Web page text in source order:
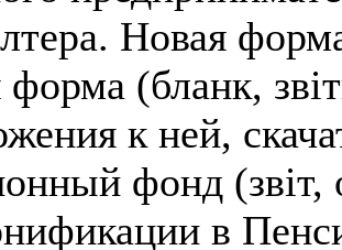
Новая
форма (бланк,
к ней,
фонд
в